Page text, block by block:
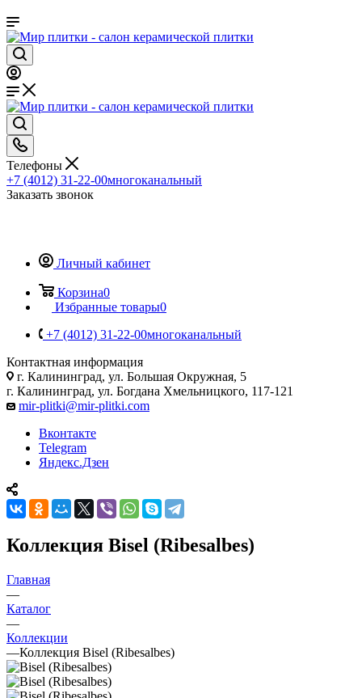
Телефоны
+7 (4012) 31-22-00многоканальный
Заказать звонок
Личный кабинет
Корзина0
Избранные товары0
+7 (4012) 31-22-00многоканальный
Контактная информация
г. Калининград, ул. Большая Окружная, 5
г. Калининград, ул. Богдана Хмельницкого, 117-121
mir-plitki@mir-plitki.com
Вконтакте
Telegram
Яндекс.Дзен
Коллекция Bisel (Ribesalbes)
Главная
—
Каталог
—
Коллекции
—Коллекция Bisel (Ribesalbes)